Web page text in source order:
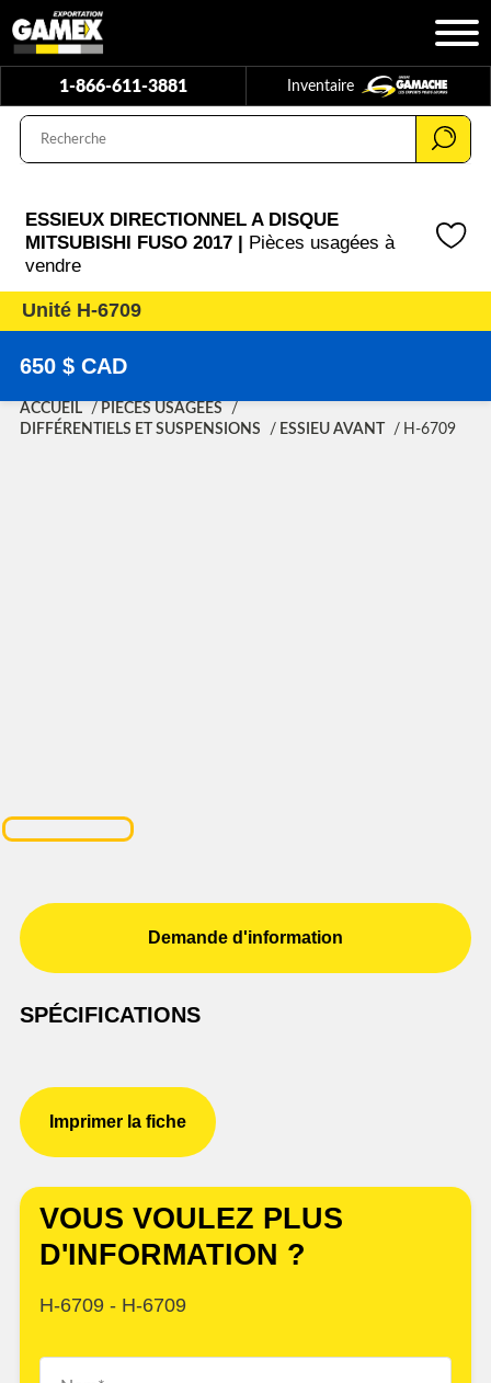
1-866-611-3881 Inventaire
ESSIEUX DIRECTIONNEL A DISQUE
MITSUBISHI FUSO 2017 | Pièces usagées à
vendre
Unité H-6709
650 $ CAD
ACCUEIL
PIÈCES USAGÉES
DIFFÉRENTIELS ET SUSPENSIONS
ESSIEU AVANT H-6709
Demande d'information
SPÉCIFICATIONS
Imprimer la fiche
VOUS VOULEZ PLUS
D'INFORMATION ?
H-6709 - H-6709